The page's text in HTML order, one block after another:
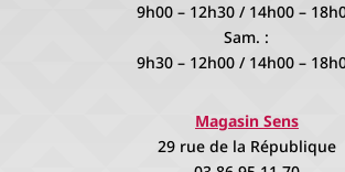
9h00 – 12h30 / 14h00 –
Sam. :
9h30 – 12h00 / 14h00 –
Magasin Sens
29 rue de la République